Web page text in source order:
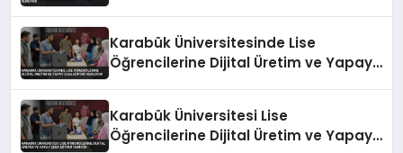
Karabük Üniversitesinde Lise
Öğrencilerine Dijital Üretim ve Yapay
Karabük Üniversitesi Lise
Öğrencilerine Dijital Üretim ve Yapay